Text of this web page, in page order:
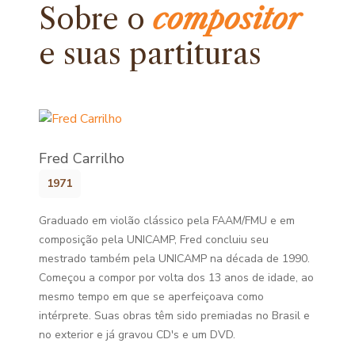
Sobre ocompositor
e suas partituras
Fred Carrilho
1971
Graduado em violão clássico pela FAAM/FMU e em
composição pela UNICAMP, Fred concluiu seu
mestrado também pela UNICAMP na década de 1990.
Começou a compor por volta dos 13 anos de idade, ao
mesmo tempo em que se aperfeiçoava como
intérprete. Suas obras têm sido premiadas no Brasil e
no exterior e já gravou CD's e um DVD.